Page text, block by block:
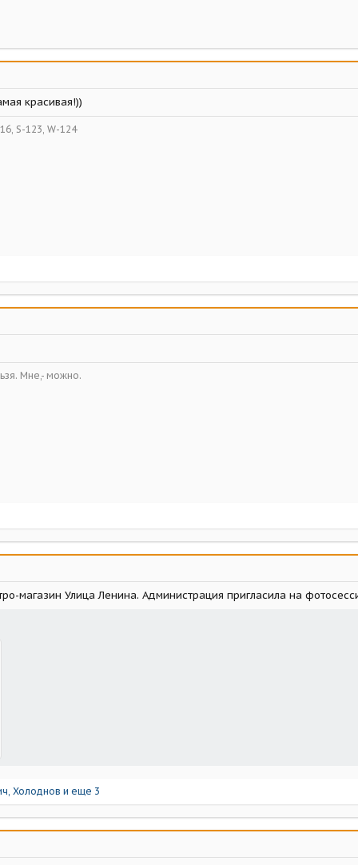
красивая!))
S-123, W-124
Мне,- можно.
магазин Улица Ленина. Администрация пригласила на
Холоднов и еще 3